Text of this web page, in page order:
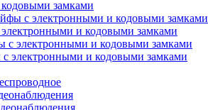
замками
с электронными и кодовыми замками
и кодовыми замками
с электронными и кодовыми замками
электронными и кодовыми замками